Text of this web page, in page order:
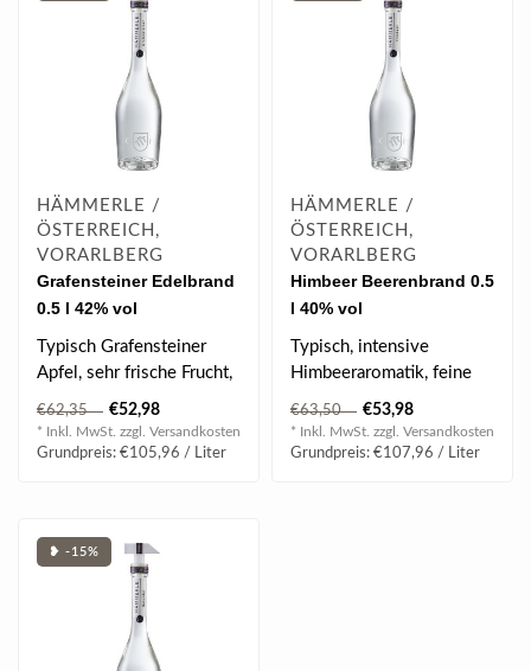
HÄMMERLE /
ÖSTERREICH,
VORARLBERG
Grafensteiner Edelbrand
0.5 l 42% vol
Typisch Grafensteiner
Apfel, sehr frische Frucht,
fein eingebundener
Schwammerlt..
€62,35 €52,98
* Inkl. MwSt. zzgl. Versandkosten
Grundpreis: €105,96 / Liter
HÄMMERLE /
ÖSTERREICH,
VORARLBERG
Himbeer Beerenbrand 0.5
l 40% vol
Typisch, intensive
Himbeeraromatik, feine
Zitrusnoten, frisch,
fruchtig, voll im..
€63,50 €53,98
* Inkl. MwSt. zzgl. Versandkosten
Grundpreis: €107,96 / Liter
❥ -15%